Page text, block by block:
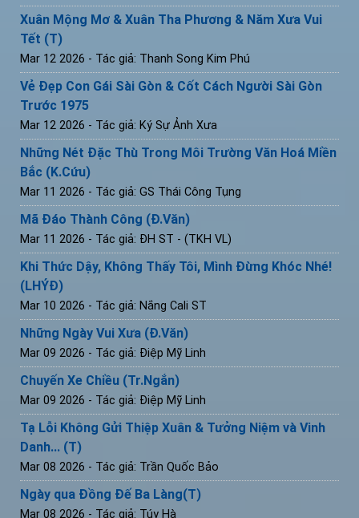
Xuân Mộng Mơ & Xuân Tha Phương & Năm Xưa Vui
Tết (T)
Mar 12 2026 - Tác giả: Thanh Song Kim Phú
Vẻ Đẹp Con Gái Sài Gòn & Cốt Cách Người Sài Gòn
Trước 1975
Mar 12 2026 - Tác giả: Ký Sự Ảnh Xưa
Những Nét Đặc Thù Trong Môi Trường Văn Hoá Miền
Bắc (K.Cứu)
Mar 11 2026 - Tác giả: GS Thái Công Tụng
Mã Đáo Thành Công (Đ.Văn)
Mar 11 2026 - Tác giả: ĐH ST - (TKH VL)
Khi Thức Dậy, Không Thấy Tôi, Mình Đừng Khóc Nhé!
(LHÝĐ)
Mar 10 2026 - Tác giả: Nắng Cali ST
Những Ngày Vui Xưa (Đ.Văn)
Mar 09 2026 - Tác giả: Điệp Mỹ Linh
Chuyến Xe Chiều (Tr.Ngắn)
Mar 09 2026 - Tác giả: Điệp Mỹ Linh
Tạ Lỗi Không Gửi Thiệp Xuân & Tưởng Niệm và Vinh
Danh... (T)
Mar 08 2026 - Tác giả: Trần Quốc Bảo
Ngày qua Đồng Đế Ba Làng(T)
Mar 08 2026 - Tác giả: Túy Hà